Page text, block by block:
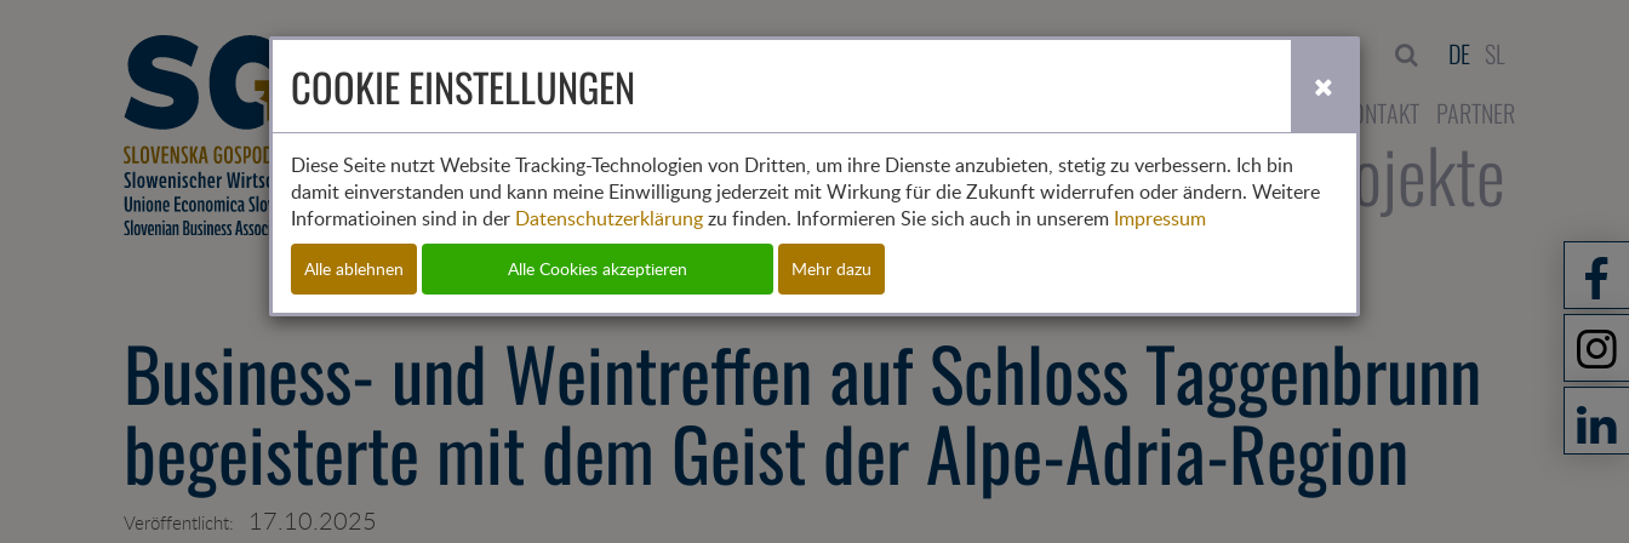
Aktuelles(current)
Mitglieder Projekte
KONTAKT PARTNER
Suche
DE SL
Business- und Weintreffen auf Schloss Taggenbrunn
begeisterte mit dem Geist der Alpe-Adria-Region
Veröffentlicht: 17.10.2025
COOKIE EINSTELLUNGEN
Diese Seite nutzt Website Tracking-Technologien von Dritten, um ihre Dienste anzubieten, stetig zu verbessern. Ich bin
damit einverstanden und kann meine Einwilligung jederzeit mit Wirkung für die Zukunft widerrufen oder ändern. Weitere
Informatioinen sind in der Datenschutzerklärungzu finden. Informieren Sie sich auch in unserem Impressum
Alle ablehnen Alle Cookies akzeptieren Mehr dazu